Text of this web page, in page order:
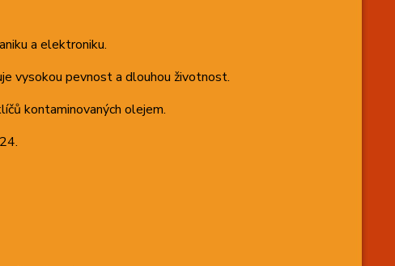
a elektroniku.
vysokou pevnost a dlouhou životnost.
kontaminovaných olejem.